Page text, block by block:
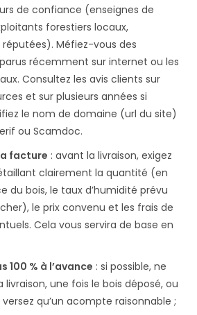
de confiance (enseignes de
forestiers locaux,
Méfiez-vous des
récemment sur internet ou les
Consultez les avis clients sur
et sur plusieurs années si
le nom de domaine (url du site)
ou Scamdoc.
facture : avant la livraison, exigez
clairement la quantité (en
du bois, le taux d’humidité prévu
le prix convenu et les frais de
Cela vous servira de base en
100 % à l’avance : si possible, ne
livraison, une fois le bois déposé, ou
qu’un acompte raisonnable ;